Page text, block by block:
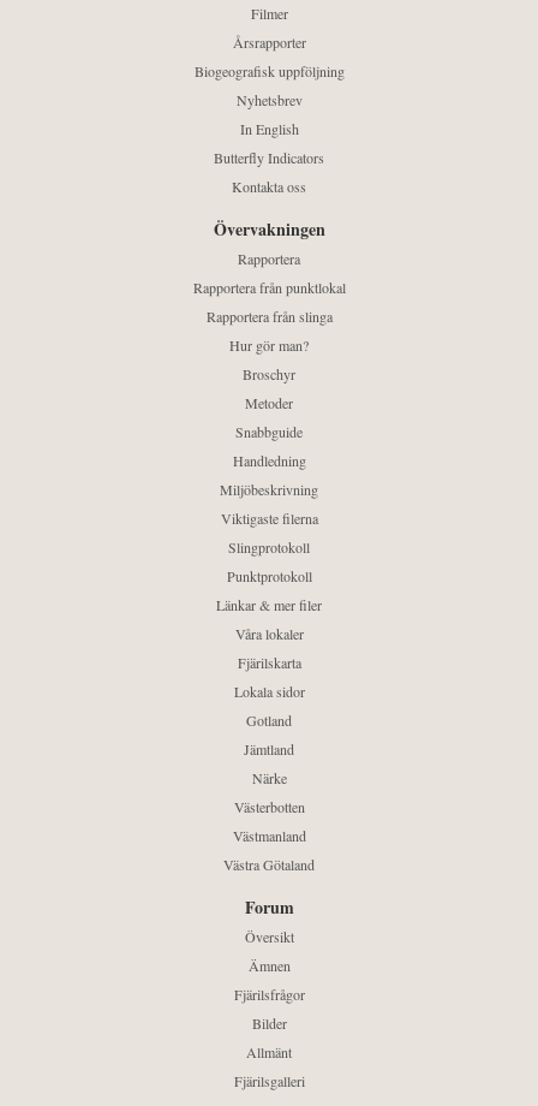
Filmer
Årsrapporter
Biogeografisk uppföljning
Nyhetsbrev
In English
Butterfly Indicators
Kontakta oss
Övervakningen
Rapportera
Rapportera från punktlokal
Rapportera från slinga
Hur gör man?
Broschyr
Metoder
Snabbguide
Handledning
Miljöbeskrivning
Viktigaste filerna
Slingprotokoll
Punktprotokoll
Länkar & mer filer
Våra lokaler
Fjärilskarta
Lokala sidor
Gotland
Jämtland
Närke
Västerbotten
Västmanland
Västra Götaland
Forum
Översikt
Ämnen
Fjärilsfrågor
Bilder
Allmänt
Fjärilsgalleri